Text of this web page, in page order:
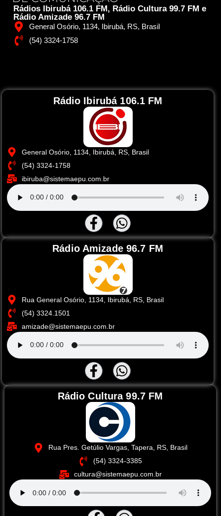
Rádios Ibirubá 106.1 FM, Rádio Cultura 99.7 FM e
Rádio Amizade 96.7 FM
General Osório, 1134, Ibirubá, RS, Brasil
(54) 3324-1758
Rádio Ibirubá 106.1 FM
General Osório, 1134, Ibirubá, RS, Brasil
(54) 3324-1758
ibiruba@sistemaepu.com.br
Rádio Amizade 96.7 FM
Rua General Osório, 1134, Ibirubá, RS, Brasil
(54) 3324.1501
amizade@sistemaepu.com.br
Rádio Cultura 99.7 FM
Rua Pres. Getúlio Vargas, Tapera, RS, Brasil
(54) 3324-3385
cultura@sistemaepu.com.br